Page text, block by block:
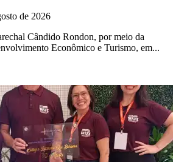
de 2026
Cândido Rondon, por meio da
Econômico e Turismo, em...